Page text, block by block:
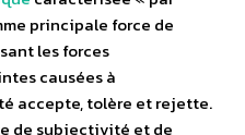
principale force de
les forces
causées à
accepte, tolère et rejette.
de subjectivité et de